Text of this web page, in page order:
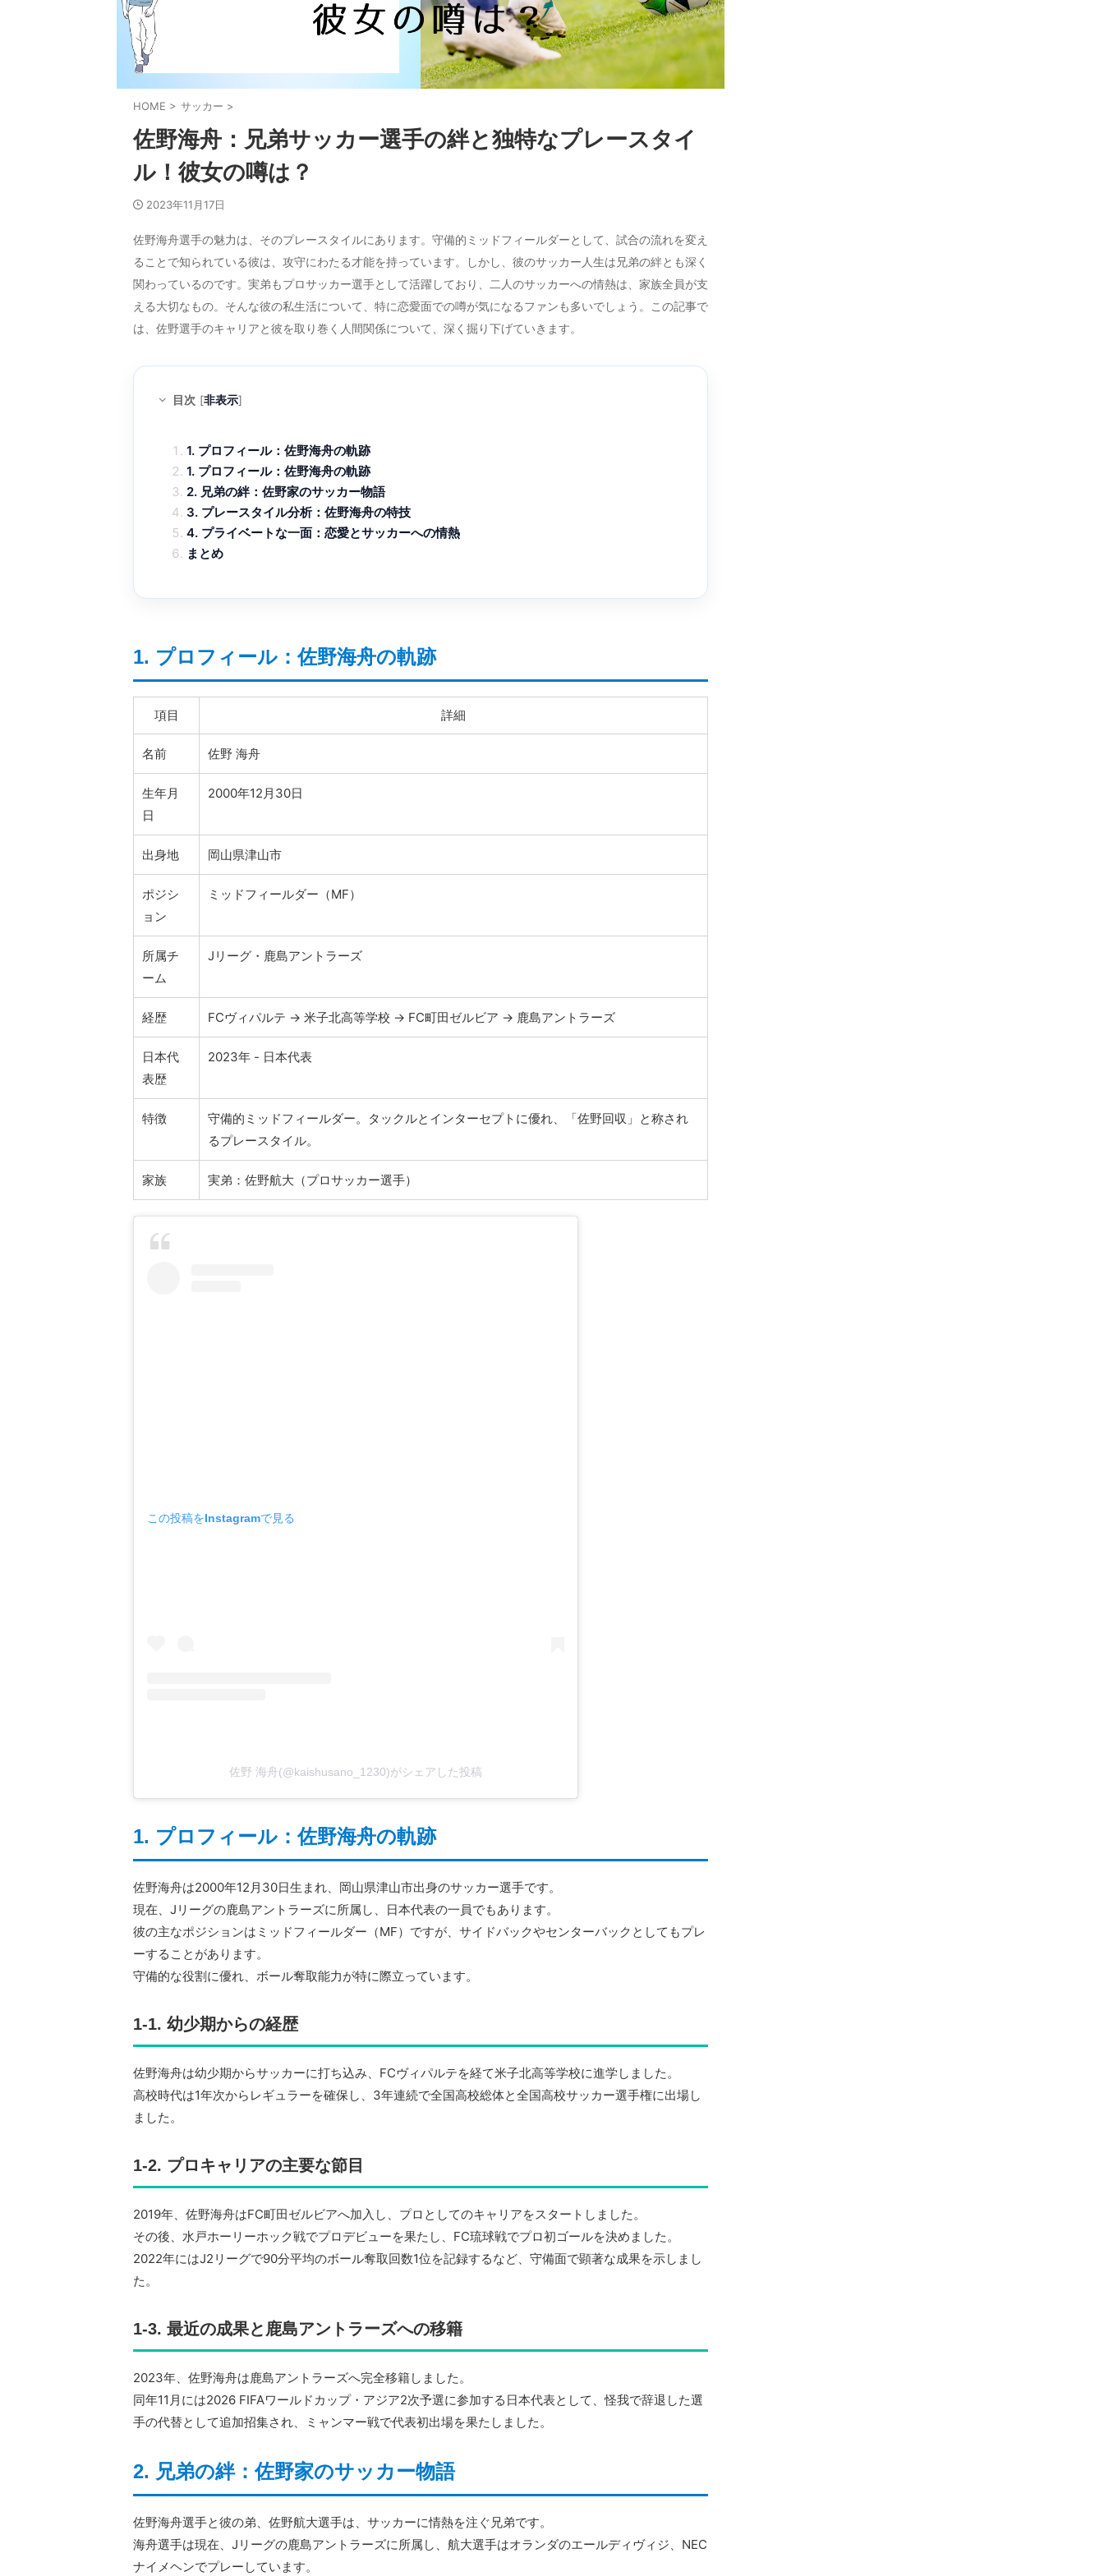
HOME > サッカー >
佐野海舟：兄弟サッカー選手の絆と独特なプレースタイ
ル！彼女の噂は？
2023年11月17日
佐野海舟選手の魅力は、そのプレースタイルにあります。守備的ミッドフィールダーとして、試合の流れを変え
ることで知られている彼は、攻守にわたる才能を持っています。しかし、彼のサッカー人生は兄弟の絆とも深く
関わっているのです。実弟もプロサッカー選手として活躍しており、二人のサッカーへの情熱は、家族全員が支
える大切なもの。そんな彼の私生活について、特に恋愛面での噂が気になるファンも多いでしょう。この記事で
は、佐野選手のキャリアと彼を取り巻く人間関係について、深く掘り下げていきます。
目次 [非表示]
1. プロフィール：佐野海舟の軌跡
1. プロフィール：佐野海舟の軌跡
2. 兄弟の絆：佐野家のサッカー物語
3. プレースタイル分析：佐野海舟の特技
4. プライベートな一面：恋愛とサッカーへの情熱
まとめ
1. プロフィール：佐野海舟の軌跡
項目 詳細
名前 佐野 海舟
生年月
日
2000年12月30日
出身地 岡山県津山市
ポジシ
ョン
ミッドフィールダー（MF）
所属チ
ーム
Jリーグ・鹿島アントラーズ
経歴 FCヴィパルテ → 米子北高等学校 → FC町田ゼルビア → 鹿島アントラーズ
日本代
表歴
2023年 - 日本代表
特徴
守備的ミッドフィールダー。タックルとインターセプトに優れ、「佐野回収」と称され
るプレースタイル。
家族 実弟：佐野航大（プロサッカー選手）
この投稿をInstagramで見る
佐野 海舟(@kaishusano_1230)がシェアした投稿
1. プロフィール：佐野海舟の軌跡
佐野海舟は2000年12月30日生まれ、岡山県津山市出身のサッカー選手です。
現在、Jリーグの鹿島アントラーズに所属し、日本代表の一員でもあります。
彼の主なポジションはミッドフィールダー（MF）ですが、サイドバックやセンターバックとしてもプレ
ーすることがあります。
守備的な役割に優れ、ボール奪取能力が特に際立っています。
1-1. 幼少期からの経歴
佐野海舟は幼少期からサッカーに打ち込み、FCヴィパルテを経て米子北高等学校に進学しました。
高校時代は1年次からレギュラーを確保し、3年連続で全国高校総体と全国高校サッカー選手権に出場し
ました。
1-2. プロキャリアの主要な節目
2019年、佐野海舟はFC町田ゼルビアへ加入し、プロとしてのキャリアをスタートしました。
その後、水戸ホーリーホック戦でプロデビューを果たし、FC琉球戦でプロ初ゴールを決めました。
2022年にはJ2リーグで90分平均のボール奪取回数1位を記録するなど、守備面で顕著な成果を示しまし
た。
1-3. 最近の成果と鹿島アントラーズへの移籍
2023年、佐野海舟は鹿島アントラーズへ完全移籍しました。
同年11月には2026 FIFAワールドカップ・アジア2次予選に参加する日本代表として、怪我で辞退した選
手の代替として追加招集され、ミャンマー戦で代表初出場を果たしました。
2. 兄弟の絆：佐野家のサッカー物語
佐野海舟選手と彼の弟、佐野航大選手は、サッカーに情熱を注ぐ兄弟です。
海舟選手は現在、Jリーグの鹿島アントラーズに所属し、航大選手はオランダのエールディヴィジ、NEC
ナイメヘンでプレーしています。